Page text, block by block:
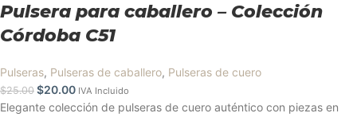
Pulsera para caballero – Colección
Córdoba C51
Pulseras, Pulseras de caballero, Pulseras de cuero
$25.00 $20.00 IVA Incluido
Elegante colección de pulseras de cuero auténtico con piezas en